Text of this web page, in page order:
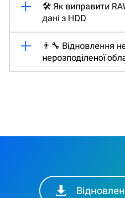
🛠️ Як виправити
дані з HDD
👨‍🔧 Відновлення
нерозподіленої